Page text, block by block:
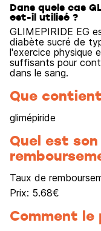
Dans quels cas
est-il utilisé ?
GLIMEPIRIDE EG
diabète sucré de
l'exercice physique
suffisants pour
dans le sang.
Que
glimépiride
Quel est
Taux de
Prix: 5.68€
Comment le